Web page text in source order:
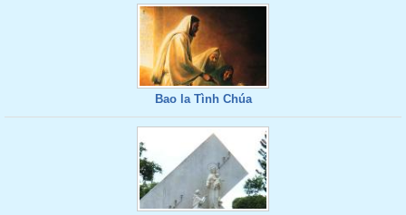
Bao la Tình Chúa